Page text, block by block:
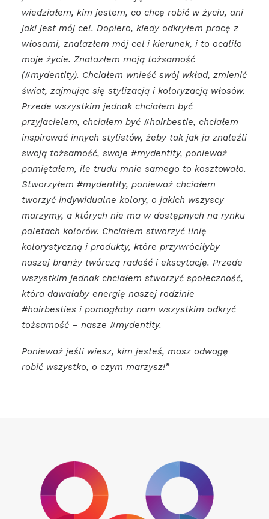
wiedziałem, kim jestem, co chcę robić w życiu, ani
jaki jest mój cel. Dopiero, kiedy odkryłem pracę z
włosami, znalazłem mój cel i kierunek, i to ocaliło
moje życie. Znalazłem moją tożsamość
(#mydentity). Chciałem wnieść swój wkład, zmienić
świat, zajmując się stylizacją i koloryzacją włosów.
Przede wszystkim jednak chciałem być
przyjacielem, chciałem być #hairbestie, chciałem
inspirować innych stylistów, żeby tak jak ja znaleźli
swoją tożsamość, swoje #mydentity, ponieważ
pamiętałem, ile trudu mnie samego to kosztowało.
Stworzyłem #mydentity, ponieważ chciałem
tworzyć indywidualne kolory, o jakich wszyscy
marzymy, a których nie ma w dostępnych na rynku
paletach kolorów. Chciałem stworzyć linię
kolorystyczną i produkty, które przywróciłyby
naszej branży twórczą radość i ekscytację. Przede
wszystkim jednak chciałem stworzyć społeczność,
która dawałaby energię naszej rodzinie
#hairbesties i pomogłaby nam wszystkim odkryć
tożsamość – nasze #mydentity.
Ponieważ jeśli wiesz, kim jesteś, masz odwagę
robić wszystko, o czym marzysz!”